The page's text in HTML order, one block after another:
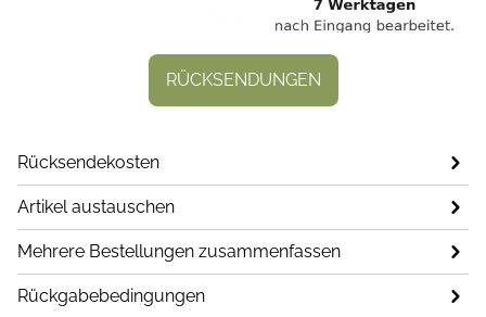
RÜCKSENDUNGEN
Rücksendekosten
Artikel austauschen
Mehrere Bestellungen zusammenfassen
Rückgabebedingungen